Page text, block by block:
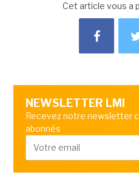
Cet article vous a
NEWSLETTER LMI
Recevez notre newsletter
abonnés